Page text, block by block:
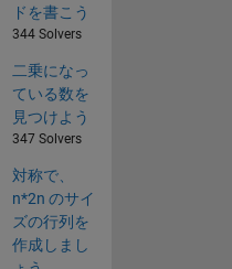
ドを書こう
344 Solvers
二乗になっ
ている数を
見つけよう
347 Solvers
対称で、
n*2n のサイ
ズの行列を
作成しまし